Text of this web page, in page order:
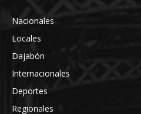
Nacionales
Locales
Dajabón
Internacionales
Deportes
Regionales